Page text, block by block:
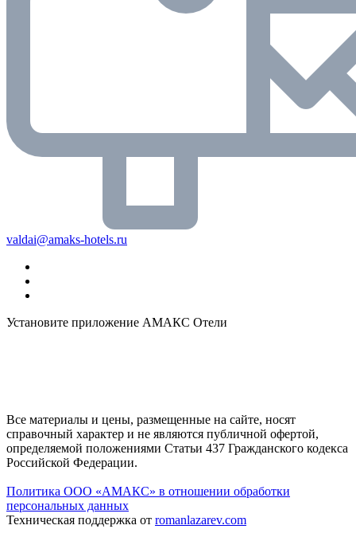
valdai@amaks-hotels.ru
Установите приложение АМАКС Отели
Все материалы и цены, размещенные на сайте, носят
справочный характер и не являются публичной офертой,
определяемой положениями Статьи 437 Гражданского кодекса
Российской Федерации.
Политика ООО «АМАКС» в отношении обработки
персональных данных
Техническая поддержка от romanlazarev.com